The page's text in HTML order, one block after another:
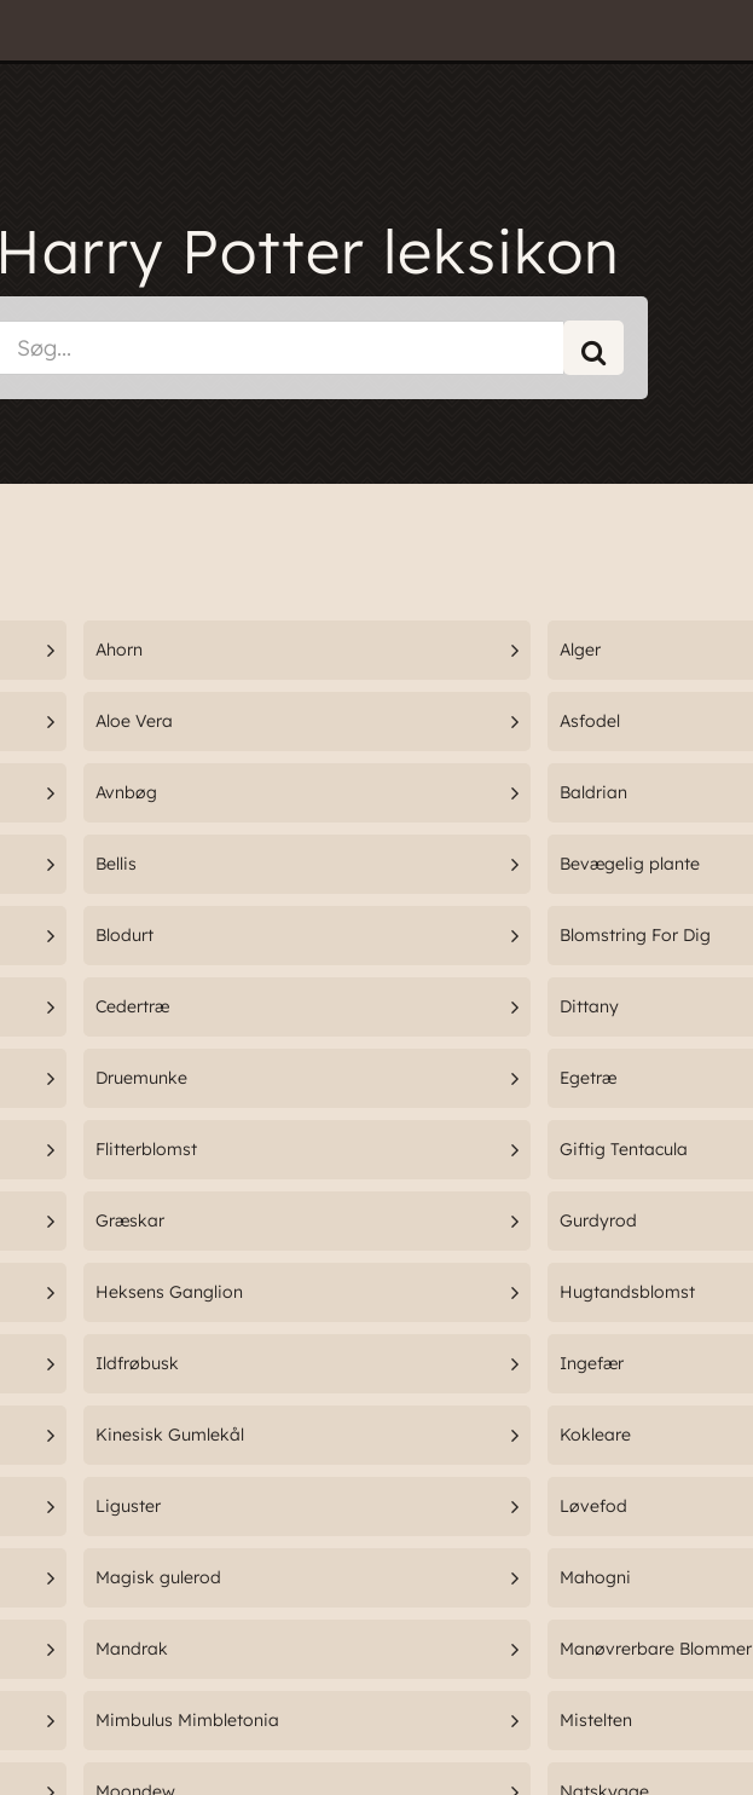
Harry Potter leksikon
Ahorn Alger
Aloe Vera Asfodel
Avnbøg Baldrian
Bellis Bevægelig plante
Blodurt Blomstring For Dig
Cedertræ Dittany
Druemunke Egetræ
Flitterblomst Giftig Tentacula
Græskar Gurdyrod
Heksens Ganglion Hugtandsblomst
Ildfrøbusk Ingefær
Kinesisk Gumlekål Kokleare
Liguster Løvefod
Magisk gulerod Mahogni
Mandrak Manøvrerbare Blommer
Mimbulus Mimbletonia Mistelten